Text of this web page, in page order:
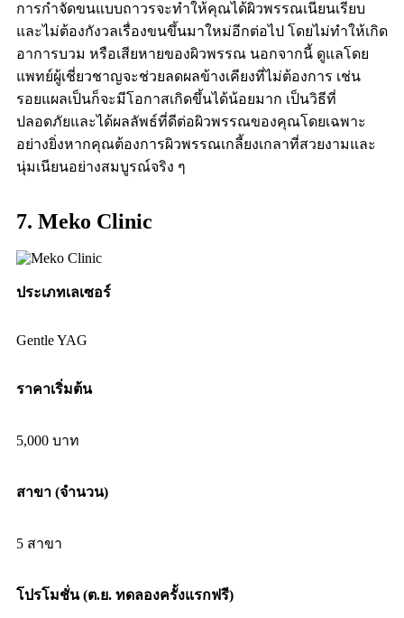
การกำจัดขนแบบถาวรจะทำให้คุณได้ผิวพรรณเนียนเรียบ
และไม่ต้องกังวลเรื่องขนขึ้นมาใหม่อีกต่อไป โดยไม่ทำให้เกิด
อาการบวม หรือเสียหายของผิวพรรณ นอกจากนี้ ดูแลโดย
แพทย์ผู้เชี่ยวชาญจะช่วยลดผลข้างเคียงที่ไม่ต้องการ เช่น
รอยแผลเป็นก็จะมีโอกาสเกิดขึ้นได้น้อยมาก เป็นวิธีที่
ปลอดภัยและได้ผลลัพธ์ที่ดีต่อผิวพรรณของคุณโดยเฉพาะ
อย่างยิ่งหากคุณต้องการผิวพรรณเกลี้ยงเกลาที่สวยงามและ
นุ่มเนียนอย่างสมบูรณ์จริง ๆ
7. Meko Clinic
ประเภทเลเซอร์
Gentle YAG
ราคาเริ่มต้น
5,000 บาท
สาขา (จำนวน)
5 สาขา
โปรโมชั่น (ต.ย. ทดลองครั้งแรกฟรี)